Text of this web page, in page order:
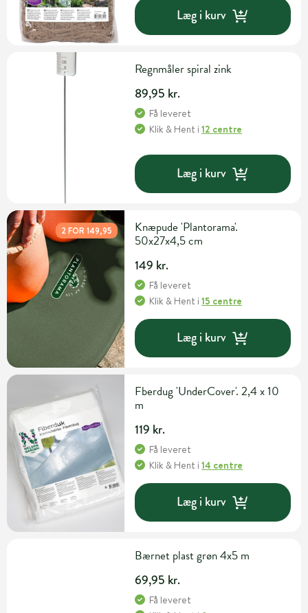
Læg i kurv
Regnmåler spiral zink
89,95 kr.
Få leveret
Klik & Hent i12 centre
Læg i kurv
2 FOR 149,95
Knæpude 'Plantorama'.
50x27x4,5 cm
149 kr.
Få leveret
Klik & Hent i15 centre
Læg i kurv
Fberdug 'UnderCover'. 2,4 x 10
m
119 kr.
Få leveret
Klik & Hent i14 centre
Læg i kurv
Bærnet plast grøn 4x5 m
69,95 kr.
Få leveret